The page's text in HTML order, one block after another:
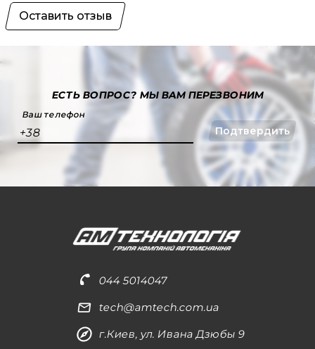
Оставить отзыв
ЕСТЬ ВОПРОС?МЫ ВАМ ПЕРЕЗВОНИМ
Ваш телефон
+38 Подтвердить
044 5014047
tech@amtech.com.ua
г.Киев, ул. Ивана Дзюбы 9